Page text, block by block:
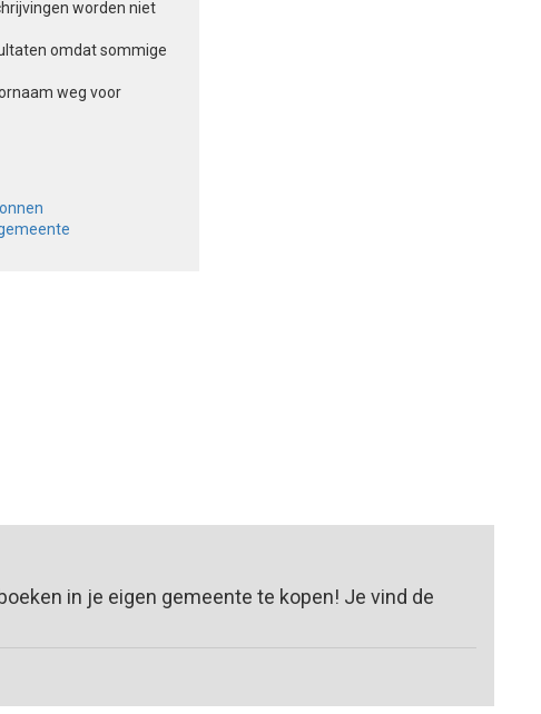
worden niet
omdat sommige
weg voor
in je eigen gemeente te kopen! Je vind de